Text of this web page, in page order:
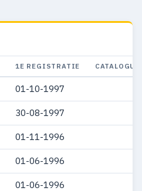
1E REGISTRATIE
01-10-1997
30-08-1997
01-11-1996
01-06-1996
01-06-1996